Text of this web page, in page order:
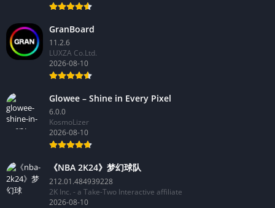
GranBoard
11.2.6
LUXZA Co.Ltd.
2026-08-10
Glowee – Shine in Every Pixel
6.0.0
KosmoLizer
2026-08-10
《NBA 2K24》梦幻球队
212.01.484939228
2K Inc. - a Take-Two Interactive affiliate
2026-08-10